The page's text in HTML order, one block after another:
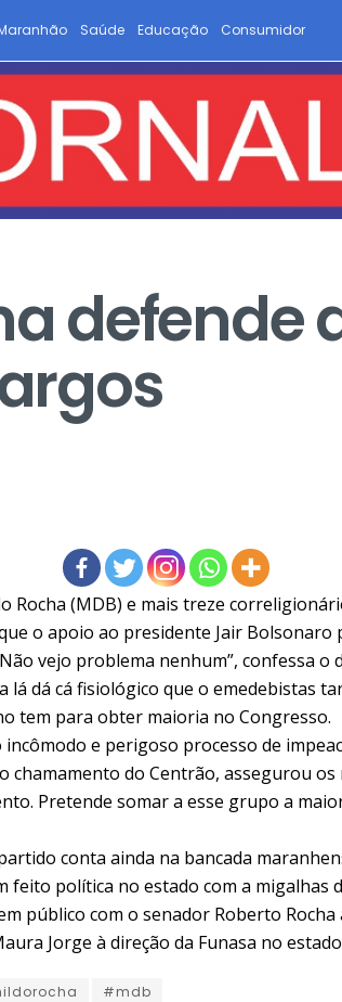
Saúde Educação Consumidor
defende
Rocha (MDB) e mais treze
o apoio ao presidente Jair Bolsonaro
vejo problema nenhum”, confessa o
lá dá cá fisiológico que o emedebistas
tem para obter maioria no Congresso.
e perigoso processo de
chamamento do Centrão, assegurou
Pretende somar a esse grupo a
conta ainda na bancada
feito política no estado com a migalhas
público com o senador Roberto Rocha
Jorge à direção da Funasa no
#mdb